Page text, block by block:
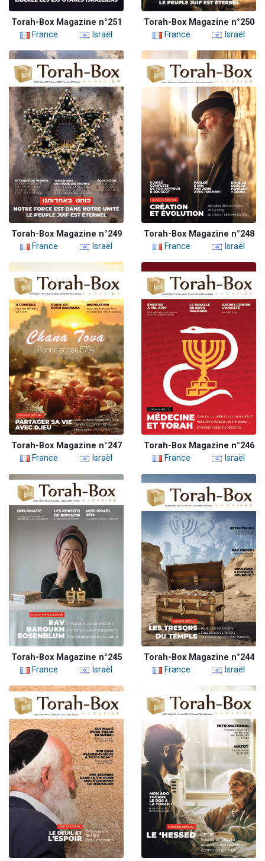
Torah-Box Magazine n°251
France
Israël
Torah-Box Magazine n°250
France
Israël
Torah-Box Magazine n°249
France
Israël
Torah-Box Magazine n°248
France
Israël
Torah-Box Magazine n°247
France
Israël
Torah-Box Magazine n°246
France
Israël
Torah-Box Magazine n°245
France
Israël
Torah-Box Magazine n°244
France
Israël